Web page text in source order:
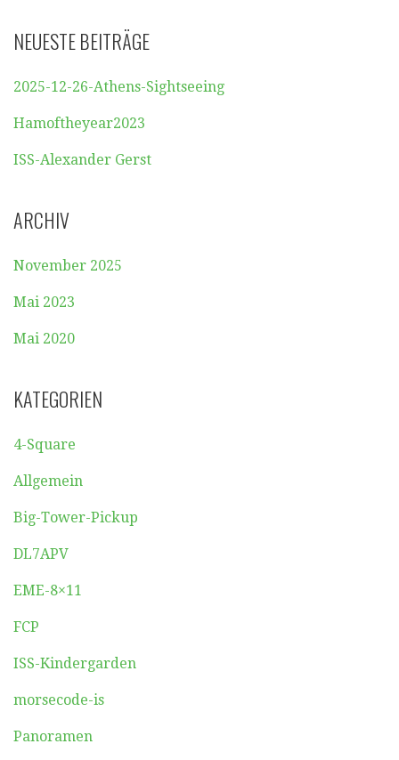
NEUESTE BEITRÄGE
2025-12-26-Athens-Sightseeing
Hamoftheyear2023
ISS-Alexander Gerst
ARCHIV
November 2025
Mai 2023
Mai 2020
KATEGORIEN
4-Square
Allgemein
Big-Tower-Pickup
DL7APV
EME-8×11
FCP
ISS-Kindergarden
morsecode-is
Panoramen